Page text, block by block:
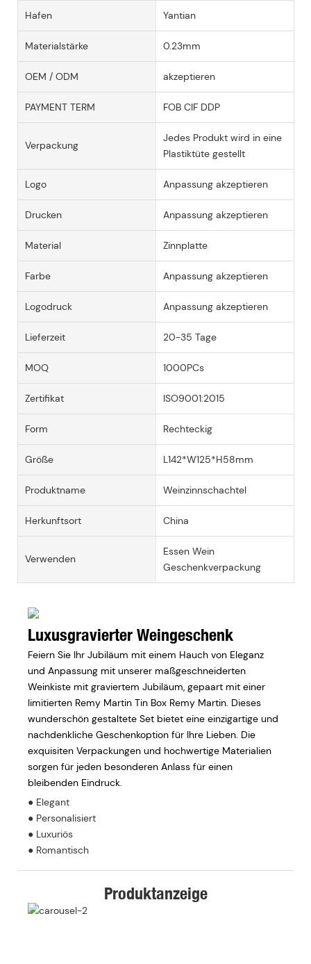
Hafen Yantian
Materialstärke 0.23mm
OEM / ODM akzeptieren
PAYMENT TERM FOB CIF DDP
Verpackung
Jedes Produkt wird in eine
Plastiktüte gestellt
Logo Anpassung akzeptieren
Drucken Anpassung akzeptieren
Material Zinnplatte
Farbe Anpassung akzeptieren
Logodruck Anpassung akzeptieren
Lieferzeit 20-35 Tage
MOQ 1000PCs
Zertifikat ISO9001:2015
Form Rechteckig
Größe L142*W125*H58mm
Produktname Weinzinnschachtel
Herkunftsort China
Verwenden
Essen Wein
Geschenkverpackung
Luxusgravierter Weingeschenk
Feiern Sie Ihr Jubiläum mit einem Hauch von Eleganz
und Anpassung mit unserer maßgeschneiderten
Weinkiste mit graviertem Jubiläum, gepaart mit einer
limitierten Remy Martin Tin Box Remy Martin. Dieses
wunderschön gestaltete Set bietet eine einzigartige und
nachdenkliche Geschenkoption für Ihre Lieben. Die
exquisiten Verpackungen und hochwertige Materialien
sorgen für jeden besonderen Anlass für einen
bleibenden Eindruck.
● Elegant
● Personalisiert
● Luxuriös
● Romantisch
Produktanzeige